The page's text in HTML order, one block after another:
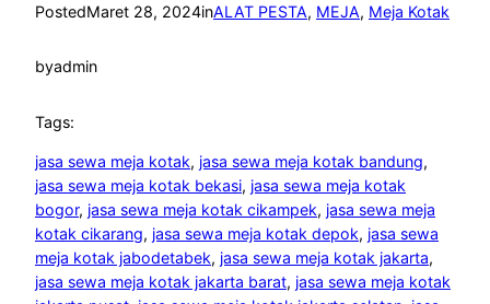
PostedMaret 28, 2024inALAT PESTA, MEJA, Meja Kotak
byadmin
Tags:
jasa sewa meja kotak, jasa sewa meja kotak bandung
jasa sewa meja kotak bekasi, jasa sewa meja kotak
bogor, jasa sewa meja kotak cikampek, jasa sewa meja
kotak cikarang, jasa sewa meja kotak depok, jasa sewa
meja kotak jabodetabek, jasa sewa meja kotak jakarta
jasa sewa meja kotak jakarta barat, jasa sewa meja kotak